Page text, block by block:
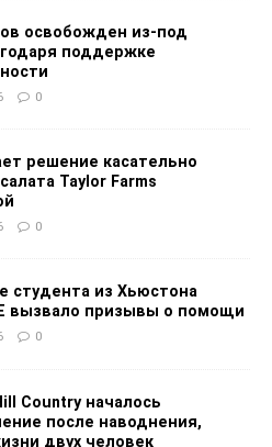
освобожден из-под
поддержке
0
решение касательно
Taylor Farms
0
студента из Хьюстона
вызвало призывы о помощи
0
Country началось
после наводнения,
двух человек